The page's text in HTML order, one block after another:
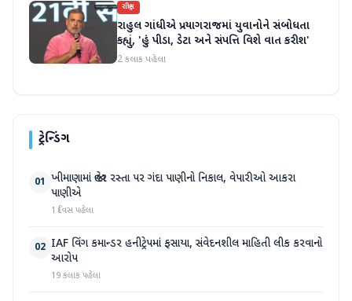
રાષ્ટ્રીય
રાહુલ ગાંધીએ પ્રયાગરાજમાં યુવાનોને સંબોધતા
કહ્યું, 'હું પીડા, ડેટા અને સંપત્તિ વિશે વાત કરીશ'
2 કલાક પહેલા
ટ્રેન્ડિંગ
01 ખીમાણામાં જાહેર રસ્તા પર ગંદા પાણીનો નિકાલ, વેપારીઓ આકરા
પાણીએ
1 દિવસ પહેલા
02 IAF વિંગ કમાન્ડર હનીટ્રેપમાં ફસાયા, સંવેદનશીલ માહિતી લીક કરવાનો
આરોપ
19 કલાક પહેલા